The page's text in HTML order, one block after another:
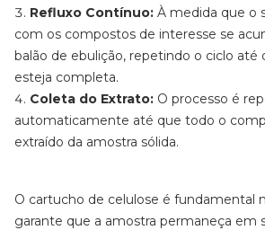
Refluxo Contínuo: À medida que o
com os compostos de interesse se
balão de ebulição, repetindo o ciclo até
esteja completa.
Coleta do Extrato: O processo é
automaticamente até que todo o
extraído da amostra sólida.
O cartucho de celulose é fundamental
garante que a amostra permaneça em